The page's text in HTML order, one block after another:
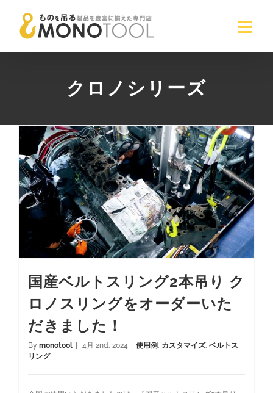
クロノシリーズ
国産ベルトスリング2本吊り ク
ロノスリングをオーダーいた
だきました！
By monotool 4月 2nd, 2024 使用例, カスタマイズ, ベルトス
リング